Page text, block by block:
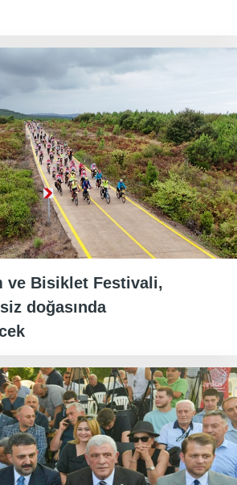
ve Bisiklet Festivali,
doğasında